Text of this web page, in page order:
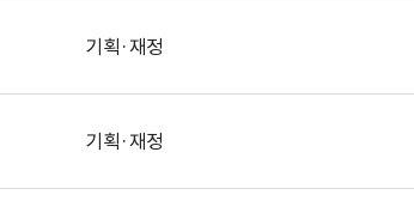
기획·재정
기획·재정